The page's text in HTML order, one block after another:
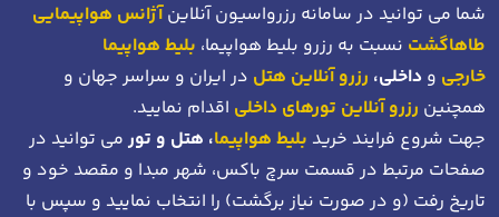
شما می توانید در سامانه رزرواسیون آنلاینآژانس هواپیمایی
طاهاگشت نسبت به رزرو بلیط هواپیما، بلیط هواپیما
خارجی و داخلی، رزرو آنلاین هتل در ایران و سراسر جهان و
همچنین رزرو آنلاین تورهای داخلی اقدام نمایید.
جهت شروع فرایند خرید بلیط هواپیما، هتل و تورمی توانید در
صفحات مرتبط در قسمت سرچ باکس، شهر مبدا و مقصد خود و
تاریخ رفت (و در صورت نیاز برگشت) را انتخاب نمایید و سپس با